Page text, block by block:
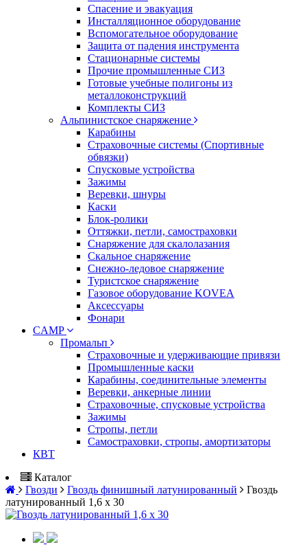
Спасение и эвакуация
Инсталляционное оборудование
Вспомогательное оборудование
Защита от падения инструмента
Стационарные системы
Прочие промышленные СИЗ
Готовые учебные полигоны из
металлоконструкций
Комплекты СИЗ
Альпинистское снаряжение
Карабины
Страховочные системы (Спортивные
обвязки)
Спусковые устройства
Зажимы
Веревки, шнуры
Каски
Блок-ролики
Оттяжки, петли, самостраховки
Снаряжение для скалолазания
Скальное снаряжение
Снежно-ледовое снаряжение
Туристское снаряжение
Газовое оборудование KOVEA
Аксессуары
Фонари
CAMP
Промальп
Страховочные и удерживающие привязи
Промышленные каски
Карабины, соединительные элементы
Веревки, анкерные линии
Страховочные, спусковые устройства
Зажимы
Стропы, петли
Самостраховки, стропы, амортизаторы
КВТ
Каталог
Гвозди
Гвоздь финишный латунированный
Гвоздь
латунированный 1,6 х 30